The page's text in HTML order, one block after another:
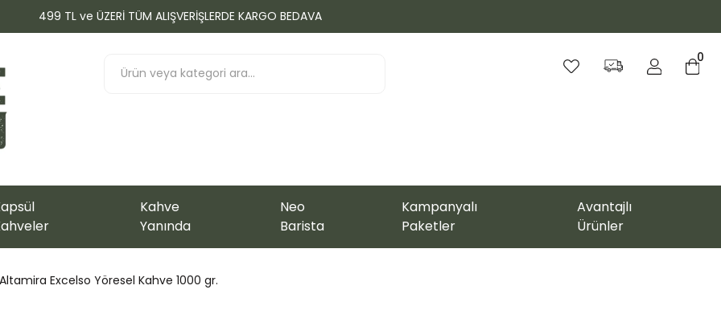
499 TL ve ÜZERİ TÜM ALIŞVERİŞLERDE KARGO BEDAVA
0
Kahve
Yanında
Neo
Barista
Kampanyalı
Paketler
Avantajlı
Ürünler
Excelso Yöresel Kahve 1000 gr.